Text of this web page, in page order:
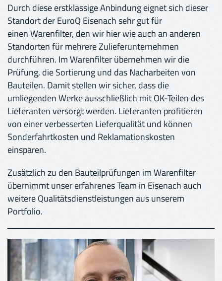
Durch diese erstklassige Anbindung eignet sich dieser
Standort der EuroQ Eisenach sehr gut für
einen Warenfilter, den wir hier wie auch an anderen
Standorten für mehrere Zulieferunternehmen
durchführen. Im Warenfilter übernehmen wir die
Prüfung, die Sortierung und das Nacharbeiten von
Bauteilen. Damit stellen wir sicher, dass die
umliegenden Werke ausschließlich mit OK-Teilen des
Lieferanten versorgt werden. Lieferanten profitieren
von einer verbesserten Lieferqualität und können
Sonderfahrtkosten und Reklamationskosten
einsparen.
Zusätzlich zu den Bauteilprüfungen im Warenfilter
übernimmt unser erfahrenes Team in Eisenach auch
weitere Qualitätsdienstleistungen aus unserem
Portfolio.